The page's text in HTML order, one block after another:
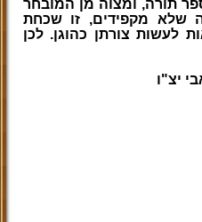
תורה, ומצוה מן המובחר
שלא מקפידים, זו שכחת
לעשות צורתן כהוגן. לכן
יצ"ו